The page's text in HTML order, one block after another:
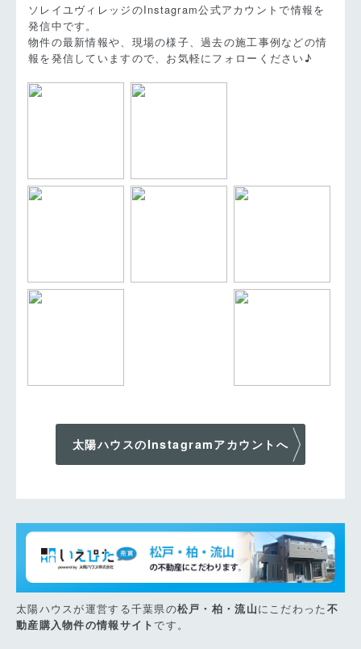
ソレイユヴィレッジのInstagram公式アカウントで情報を
発信中です。
物件の最新情報や、現場の様子、過去の施工事例などの情
報を発信していますので、お気軽にフォローください♪
太陽ハウスのInstagramアカウントへ
太陽ハウスが運営する千葉県の松戸・柏・流山にこだわった不
動産購入物件の情報サイトです。